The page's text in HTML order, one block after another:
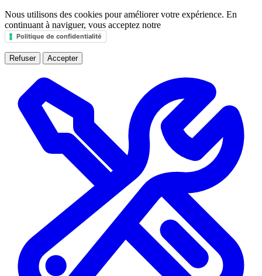
Nous utilisons des cookies pour améliorer votre expérience. En
continuant à naviguer, vous acceptez notre
Politique de confidentialité
Refuser Accepter